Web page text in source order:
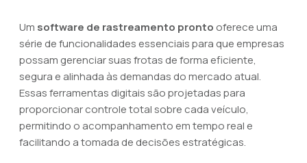
Um software de rastreamento pronto oferece uma
série de funcionalidades essenciais para que empresas
possam gerenciar suas frotas de forma eficiente,
segura e alinhada às demandas do mercado atual.
Essas ferramentas digitais são projetadas para
proporcionar controle total sobre cada veículo,
permitindo o acompanhamento em tempo real e
facilitando a tomada de decisões estratégicas.